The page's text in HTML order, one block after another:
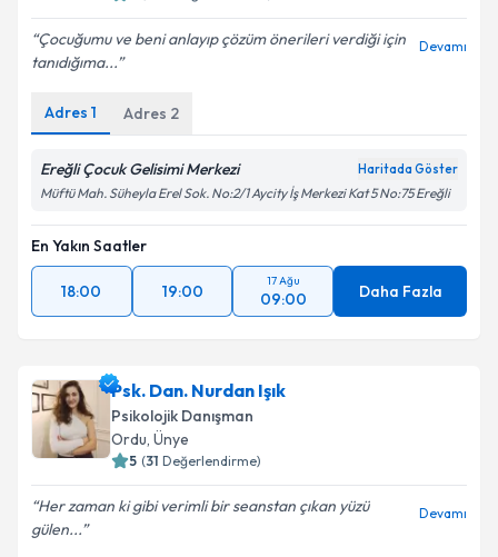
Çocuğumu ve beni anlayıp çözüm önerileri verdiği için
tanıdığıma...
Devamı
Adres 1 Adres 2
Ereğli Çocuk Gelisimi Merkezi Haritada Göster
Müftü Mah. Süheyla Erel Sok. No:2/1 Aycity İş Merkezi Kat 5 No:75 Ereğli
En Yakın Saatler
18:00 19:00
17 Ağu
09:00 Daha Fazla
Psk. Dan. Nurdan Işık
Psikolojik Danışman
Ordu, Ünye
5 (31 Değerlendirme)
Her zaman ki gibi verimli bir seanstan çıkan yüzü
gülen...
Devamı